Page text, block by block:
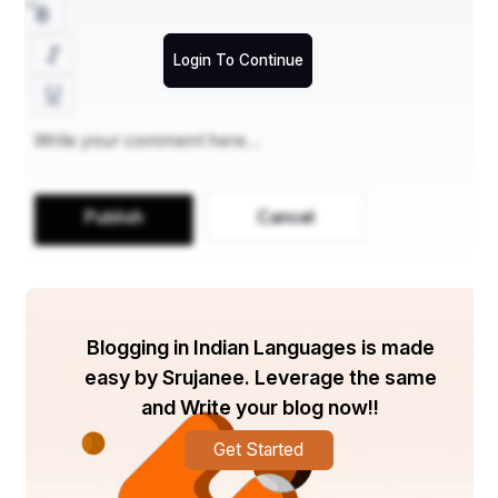
କୃପାଚାର୍ଯ୍ୟ : କ୍ଷାନ୍ତ ହୁଅ, ଆଉ ଶାନ୍ତ ହୁଅ । ମୁଁ ତୁମର ଦୁଃଖ
Login To Continue
Publish Cancel
Blogging in Indian Languages is made
easy by Srujanee. Leverage the same
and Write your blog now!!
Get Started